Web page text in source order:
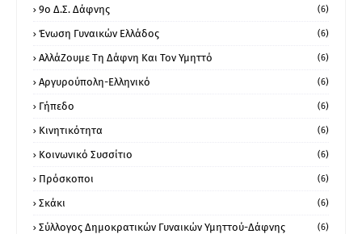
9ο Δ.Σ. Δάφνης (6)
Ένωση Γυναικών Ελλάδος (6)
ΑλλάΖουμε Τη Δάφνη Και Τον Υμηττό (6)
Αργυρούπολη-Ελληνικό (6)
Γήπεδο (6)
Κινητικότητα (6)
Κοινωνικό Συσσίτιο (6)
Πρόσκοποι (6)
Σκάκι (6)
Σύλλογος Δημοκρατικών Γυναικών Υμηττού-Δάφνης (6)